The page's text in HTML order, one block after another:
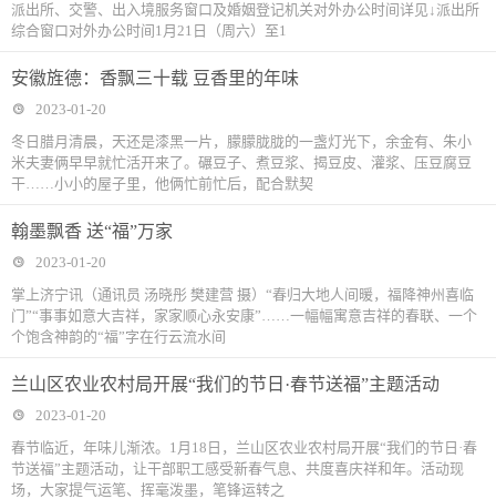
派出所、交警、出入境服务窗口及婚姻登记机关对外办公时间详见↓派出所
综合窗口对外办公时间1月21日（周六）至1
安徽旌德：香飘三十载 豆香里的年味
2023-01-20
冬日腊月清晨，天还是漆黑一片，朦朦胧胧的一盏灯光下，余金有、朱小
米夫妻俩早早就忙活开来了。碾豆子、煮豆浆、揭豆皮、灌浆、压豆腐豆
干……小小的屋子里，他俩忙前忙后，配合默契
翰墨飘香 送“福”万家
2023-01-20
掌上济宁讯（通讯员 汤晓彤 樊建营 摄）“春归大地人间暖，福降神州喜临
门”“事事如意大吉祥，家家顺心永安康”……一幅幅寓意吉祥的春联、一个
个饱含神韵的“福”字在行云流水间
兰山区农业农村局开展“我们的节日·春节送福”主题活动
2023-01-20
春节临近，年味儿渐浓。1月18日，兰山区农业农村局开展“我们的节日·春
节送福”主题活动，让干部职工感受新春气息、共度喜庆祥和年。活动现
场，大家提气运笔、挥毫泼墨，笔锋运转之